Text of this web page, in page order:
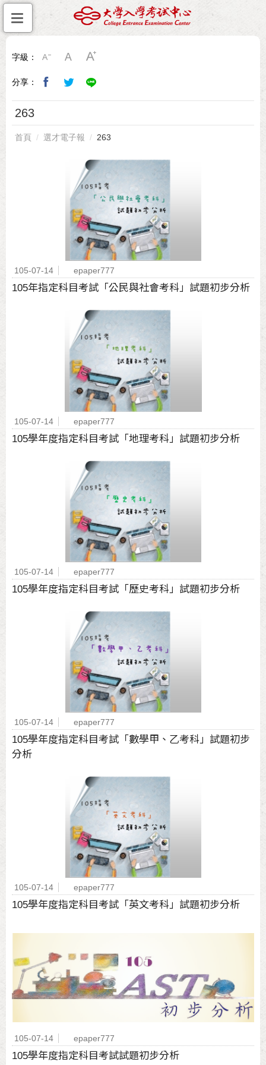
字級：
分享：
263
首頁 選才電子報 263
105-07-14 epaper777
105年指定科目考試「公民與社會考科」試題初步分析
105-07-14 epaper777
105學年度指定科目考試「地理考科」試題初步分析
105-07-14 epaper777
105學年度指定科目考試「歷史考科」試題初步分析
105-07-14 epaper777
105學年度指定科目考試「數學甲、乙考科」試題初步
分析
105-07-14 epaper777
105學年度指定科目考試「英文考科」試題初步分析
105-07-14 epaper777
105學年度指定科目考試試題初步分析